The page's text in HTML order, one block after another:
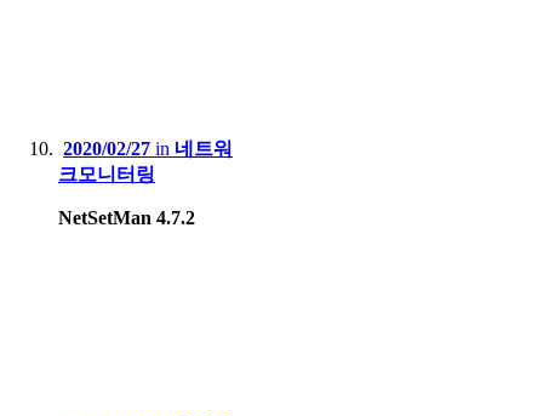
2020/02/27 in 네트워
크모니터링
NetSetMan 4.7.2